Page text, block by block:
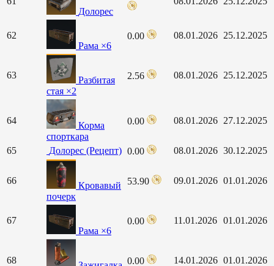
Долорес
62
Рама ×6
0.00 08.01.2026 25.12.2025
63
Разбитая
стая ×2
2.56 08.01.2026 25.12.2025
64
Корма
спорткара
0.00 08.01.2026 27.12.2025
65 Долорес (Рецепт) 0.00 08.01.2026 30.12.2025
66
Кровавый
почерк
53.90 09.01.2026 01.01.2026
67
Рама ×6
0.00 11.01.2026 01.01.2026
68 0.00 14.01.2026 01.01.2026